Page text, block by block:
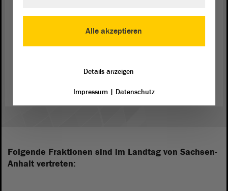
Folgende Fraktionen sind im Landtag von Sachsen-
Anhalt vertreten:
Alle akzeptieren
Details anzeigen
Impressum| Datenschutz